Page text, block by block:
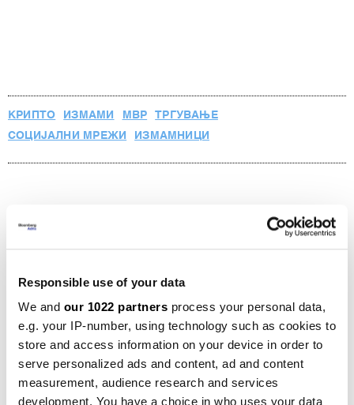
Responsible use of your data
We and our 1022 partners process your personal data,
e.g. your IP-number, using technology such as cookies to
store and access information on your device in order to
serve personalized ads and content, ad and content
measurement, audience research and services
development. You have a choice in who uses your data
КРИПТО ИЗМАМИ МВР
ТРГУВАЊЕ
СОЦИЈАЛНИ МРЕЖИ
ИЗМАМНИЦИ
САД ја отвораат вратата за
тргување со акции во крипто
19.05.2026
Истекуваат опции за биткоинот
вредни 14 милијарди долари, што ќе
се случи со цената?
27.03.2026